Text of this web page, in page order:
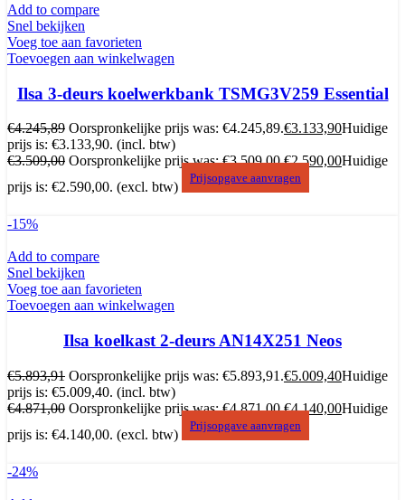
Add to compare
Snel bekijken
Voeg toe aan favorieten
Toevoegen aan winkelwagen
Ilsa 3-deurs koelwerkbank TSMG3V259 Essential
€4.245,89 Oorspronkelijke prijs was: €4.245,89.€3.133,90Huidige
prijs is: €3.133,90. (incl. btw)
€3.509,00 Oorspronkelijke prijs was: €3.509,00.€2.590,00Huidige
prijs is: €2.590,00. (excl. btw)
Prijsopgave aanvragen
-15%
Add to compare
Snel bekijken
Voeg toe aan favorieten
Toevoegen aan winkelwagen
Ilsa koelkast 2-deurs AN14X251 Neos
€5.893,91 Oorspronkelijke prijs was: €5.893,91.€5.009,40Huidige
prijs is: €5.009,40. (incl. btw)
€4.871,00 Oorspronkelijke prijs was: €4.871,00.€4.140,00Huidige
prijs is: €4.140,00. (excl. btw)
Prijsopgave aanvragen
-24%